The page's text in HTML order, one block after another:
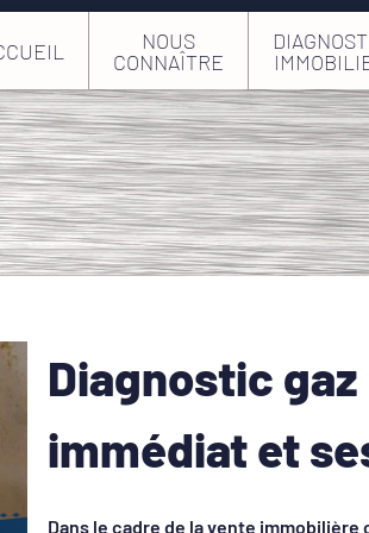
NOUS
CONNAÎTRE
Diagnostic
immédiat et
Dans le cadre de la vente